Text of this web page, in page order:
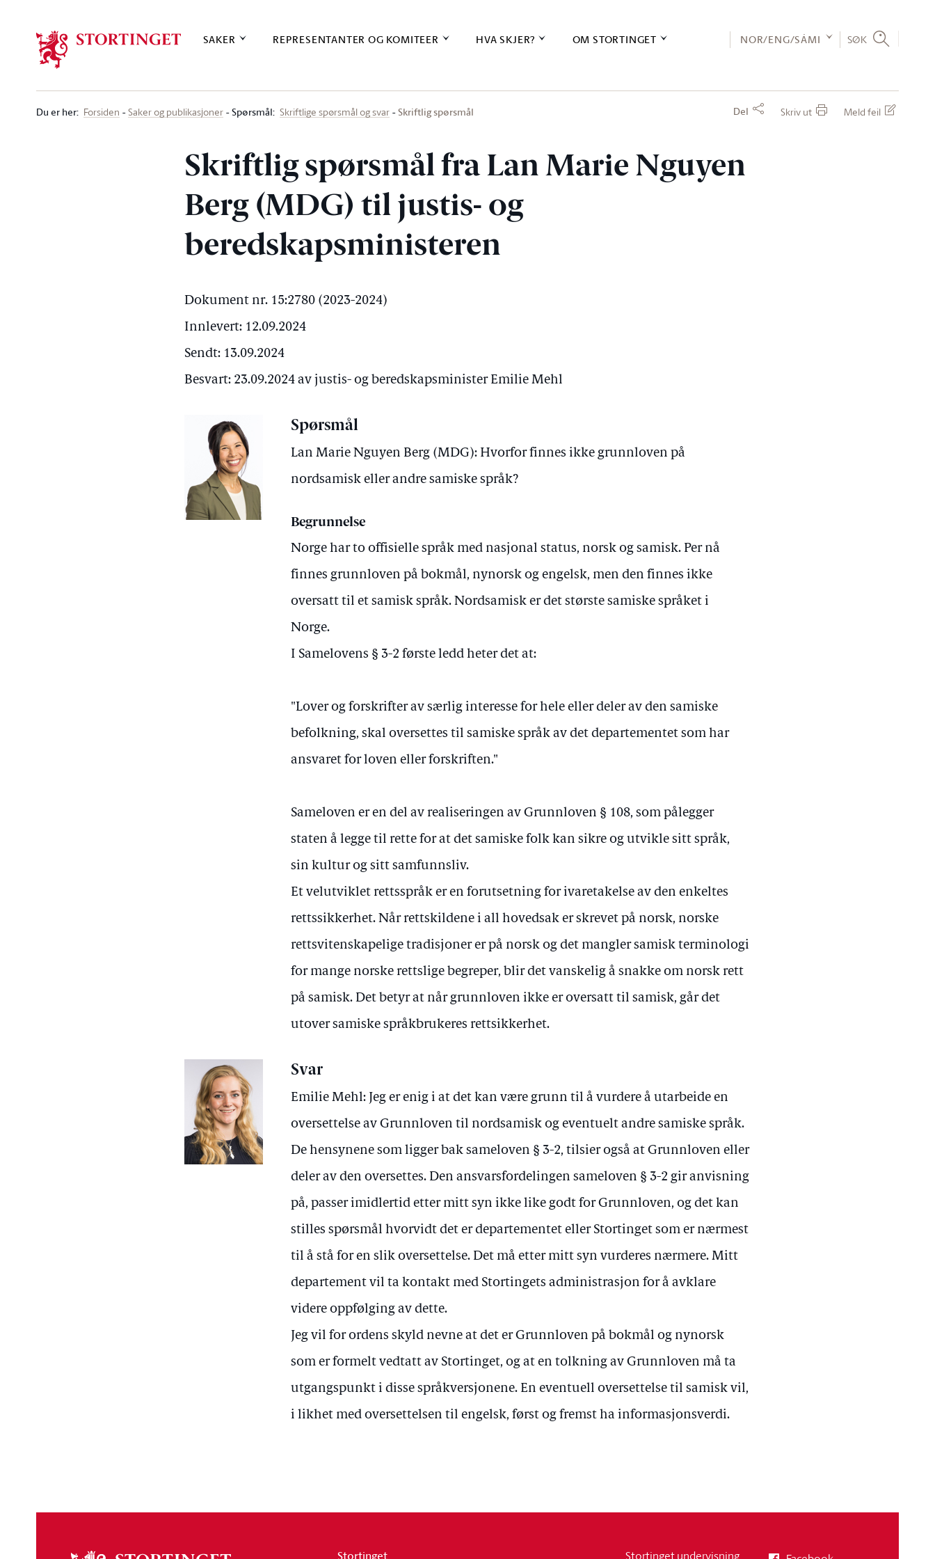
SAKER REPRESENTANTER OG KOMITEER HVA SKJER? OM STORTINGET NOR/ENG/SÁMI SØK
Du er her: Forsiden Saker og publikasjoner Spørsmål: Skriftlige spørsmål og svar Skriftlig spørsmål Del Skriv ut Meld feil
Skriftlig spørsmål fra Lan Marie Nguyen
Berg (MDG) til justis- og
beredskapsministeren
Dokument nr. 15:2780 (2023-2024)
Innlevert: 12.09.2024
Sendt: 13.09.2024
Besvart: 23.09.2024 av justis- og beredskapsminister Emilie Mehl
Spørsmål
Lan Marie Nguyen Berg (MDG): Hvorfor finnes ikke grunnloven på
nordsamisk eller andre samiske språk?
Begrunnelse
Norge har to offisielle språk med nasjonal status, norsk og samisk. Per nå
finnes grunnloven på bokmål, nynorsk og engelsk, men den finnes ikke
oversatt til et samisk språk. Nordsamisk er det største samiske språket i
Norge.
I Samelovens § 3-2 første ledd heter det at:
"Lover og forskrifter av særlig interesse for hele eller deler av den samiske
befolkning, skal oversettes til samiske språk av det departementet som har
ansvaret for loven eller forskriften."
Sameloven er en del av realiseringen av Grunnloven § 108, som pålegger
staten å legge til rette for at det samiske folk kan sikre og utvikle sitt språk,
sin kultur og sitt samfunnsliv.
Et velutviklet rettsspråk er en forutsetning for ivaretakelse av den enkeltes
rettssikkerhet. Når rettskildene i all hovedsak er skrevet på norsk, norske
rettsvitenskapelige tradisjoner er på norsk og det mangler samisk terminologi
for mange norske rettslige begreper, blir det vanskelig å snakke om norsk rett
på samisk. Det betyr at når grunnloven ikke er oversatt til samisk, går det
utover samiske språkbrukeres rettsikkerhet.
Svar
Emilie Mehl: Jeg er enig i at det kan være grunn til å vurdere å utarbeide en
oversettelse av Grunnloven til nordsamisk og eventuelt andre samiske språk.
De hensynene som ligger bak sameloven § 3-2, tilsier også at Grunnloven eller
deler av den oversettes. Den ansvarsfordelingen sameloven § 3-2 gir anvisning
på, passer imidlertid etter mitt syn ikke like godt for Grunnloven, og det kan
stilles spørsmål hvorvidt det er departementet eller Stortinget som er nærmest
til å stå for en slik oversettelse. Det må etter mitt syn vurderes nærmere. Mitt
departement vil ta kontakt med Stortingets administrasjon for å avklare
videre oppfølging av dette.
Jeg vil for ordens skyld nevne at det er Grunnloven på bokmål og nynorsk
som er formelt vedtatt av Stortinget, og at en tolkning av Grunnloven må ta
utgangspunkt i disse språkversjonene. En eventuell oversettelse til samisk vil,
i likhet med oversettelsen til engelsk, først og fremst ha informasjonsverdi.
Stortinget Stortinget undervisning